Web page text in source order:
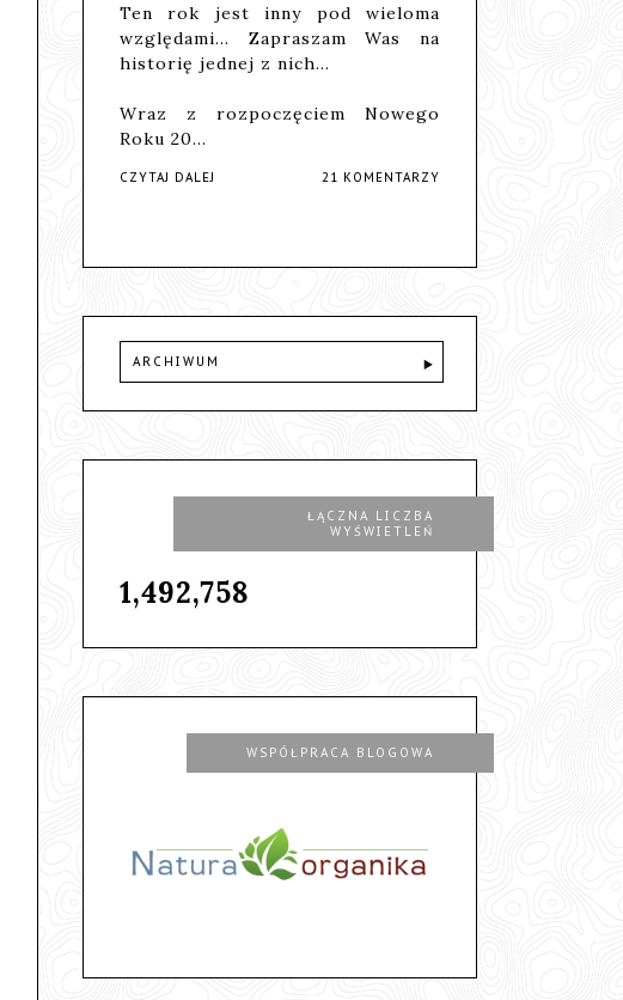
Ten rok jest inny pod wieloma
względami... Zapraszam Was na
historię jednej z nich...
Wraz z rozpoczęciem Nowego
Roku 20…
CZYTAJ DALEJ 21 KOMENTARZY
ARCHIWUM
ŁĄCZNA LICZBA
WYŚWIETLEŃ
1,492,758
WSPÓŁPRACA BLOGOWA